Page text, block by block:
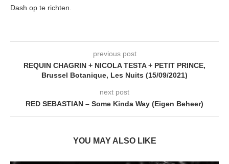
Dash op te richten.
previous post
REQUIN CHAGRIN + NICOLA TESTA + PETIT PRINCE,
Brussel Botanique, Les Nuits (15/09/2021)
next post
RED SEBASTIAN – Some Kinda Way (Eigen Beheer)
YOU MAY ALSO LIKE